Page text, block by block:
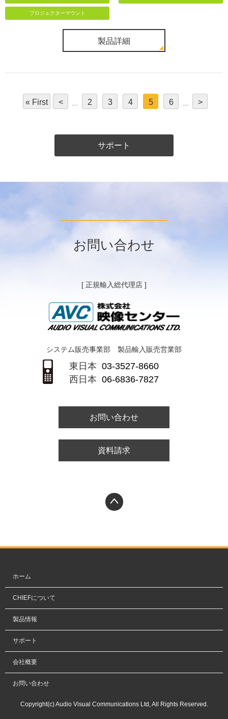
プロジェクターマウント
製品詳細
« First < 2 3 4 5 6 >
サポート
お問い合わせ
[ 正規輸入総代理店 ]
システム販売事業部 製品輸入販売営業部
東日本 03-3527-8660
西日本 06-6836-7827
お問い合わせ
資料請求
ホーム
CHIEFについて
製品情報
サポート
会社概要
お問い合わせ
Copyright(c) Audio Visual Communications Ltd, All Rights Reserved.